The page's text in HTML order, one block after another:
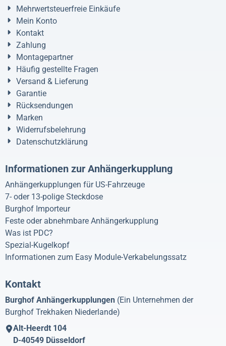
Mehrwertsteuerfreie Einkäufe
Mein Konto
Kontakt
Zahlung
Montagepartner
Häufig gestellte Fragen
Versand & Lieferung
Garantie
Rücksendungen
Marken
Widerrufsbelehrung
Datenschutzklärung
Informationen zur Anhängerkupplung
Anhängerkupplungen für US-Fahrzeuge
7- oder 13-polige Steckdose
Burghof Importeur
Feste oder abnehmbare Anhängerkupplung
Was ist PDC?
Spezial-Kugelkopf
Informationen zum Easy Module-Verkabelungssatz
Kontakt
Burghof Anhängerkupplungen (Ein Unternehmen der
Burghof Trekhaken Niederlande)
Alt-Heerdt 104
D-40549 Düsseldorf